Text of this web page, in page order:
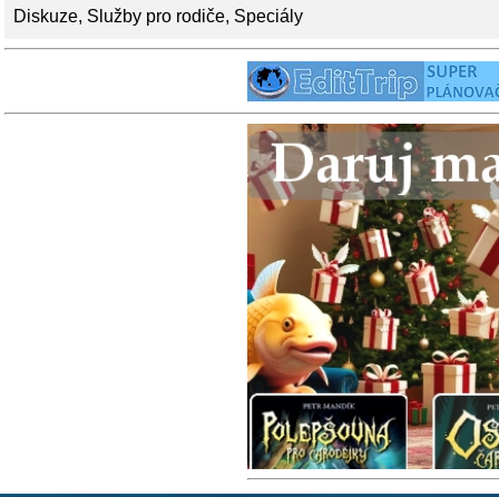
Diskuze, Služby pro rodiče, Speciály